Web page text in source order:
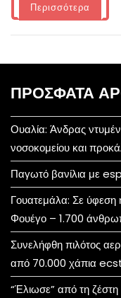
Περισσότερα
ΠΡΌΣΦΑΤΑ
Ουαλία: Άνδρας
νοσοκομείου και
Παγωτό βανίλια με
Γουατεμάλα: Σε ύφεση
Φουέγο – 1.700
Συνελήφθη πιλότος
από 70.000 χάπια
“Έλιωσε” από τη